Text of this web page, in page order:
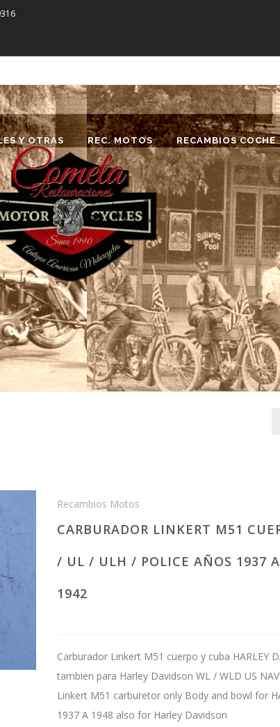
Y OTRAS REC. MOTOS RECAMBIOS COCHE
Recambios Motos
CARBURADOR LINKERT M51
/ UL / ULH / POLICE AÑOS 1937
1942
Carburador Linkert M51 cuerpo y cuba HARLEY
tambien para Harley Davidson WL / WLD US
Linkert M51 carburetor only Body and bowl for
1937 A 1948 also for Harley Davidson